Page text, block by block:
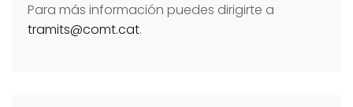
Para más información puedes dirigirte a
tramits@comt.cat.